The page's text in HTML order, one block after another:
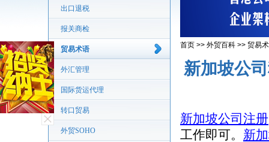
出口退税
报关商检
贸易术语
外汇管理
国际货运代理
转口贸易
外贸SOHO
首页 >> 外贸百科 >> 贸易
新加坡公
新加坡公司注册
工作即可。 新